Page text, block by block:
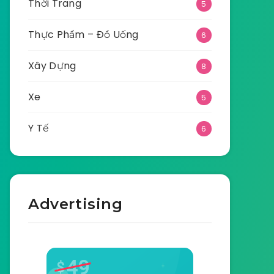
Thời Trang 5
Thực Phẩm – Đồ Uống 6
Xây Dựng 8
Xe 5
Y Tế 6
Advertising